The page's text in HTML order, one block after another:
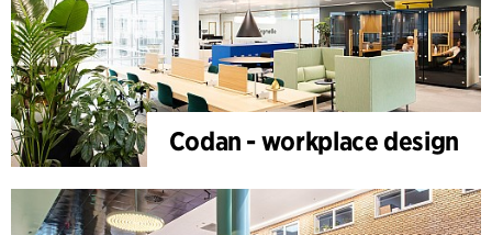
Codan - workplace design